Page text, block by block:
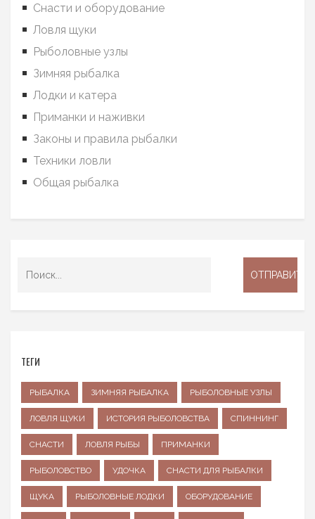
Снасти и оборудование
Ловля щуки
Рыболовные узлы
Зимняя рыбалка
Лодки и катера
Приманки и наживки
Законы и правила рыбалки
Техники ловли
Общая рыбалка
ТЕГИ
РЫБАЛКА ЗИМНЯЯ РЫБАЛКА РЫБОЛОВНЫЕ УЗЛЫ
ЛОВЛЯ ЩУКИ ИСТОРИЯ РЫБОЛОВСТВА СПИННИНГ
СНАСТИ ЛОВЛЯ РЫБЫ ПРИМАНКИ
РЫБОЛОВСТВО УДОЧКА СНАСТИ ДЛЯ РЫБАЛКИ
ЩУКА РЫБОЛОВНЫЕ ЛОДКИ ОБОРУДОВАНИЕ